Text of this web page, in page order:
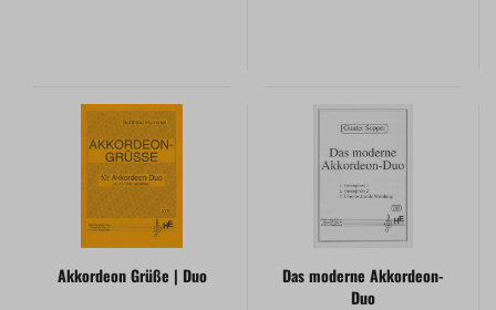
Akkordeon Grüße | Duo
Das moderne Akkordeon-
Duo